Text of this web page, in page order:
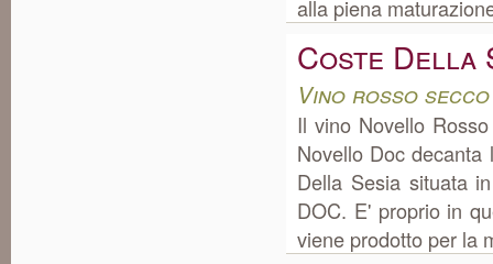
alla piena
Coste Della
Vino rosso secco
Il vino Novello
Novello Doc
Della Sesia situata
DOC. E' proprio in
viene prodotto per la